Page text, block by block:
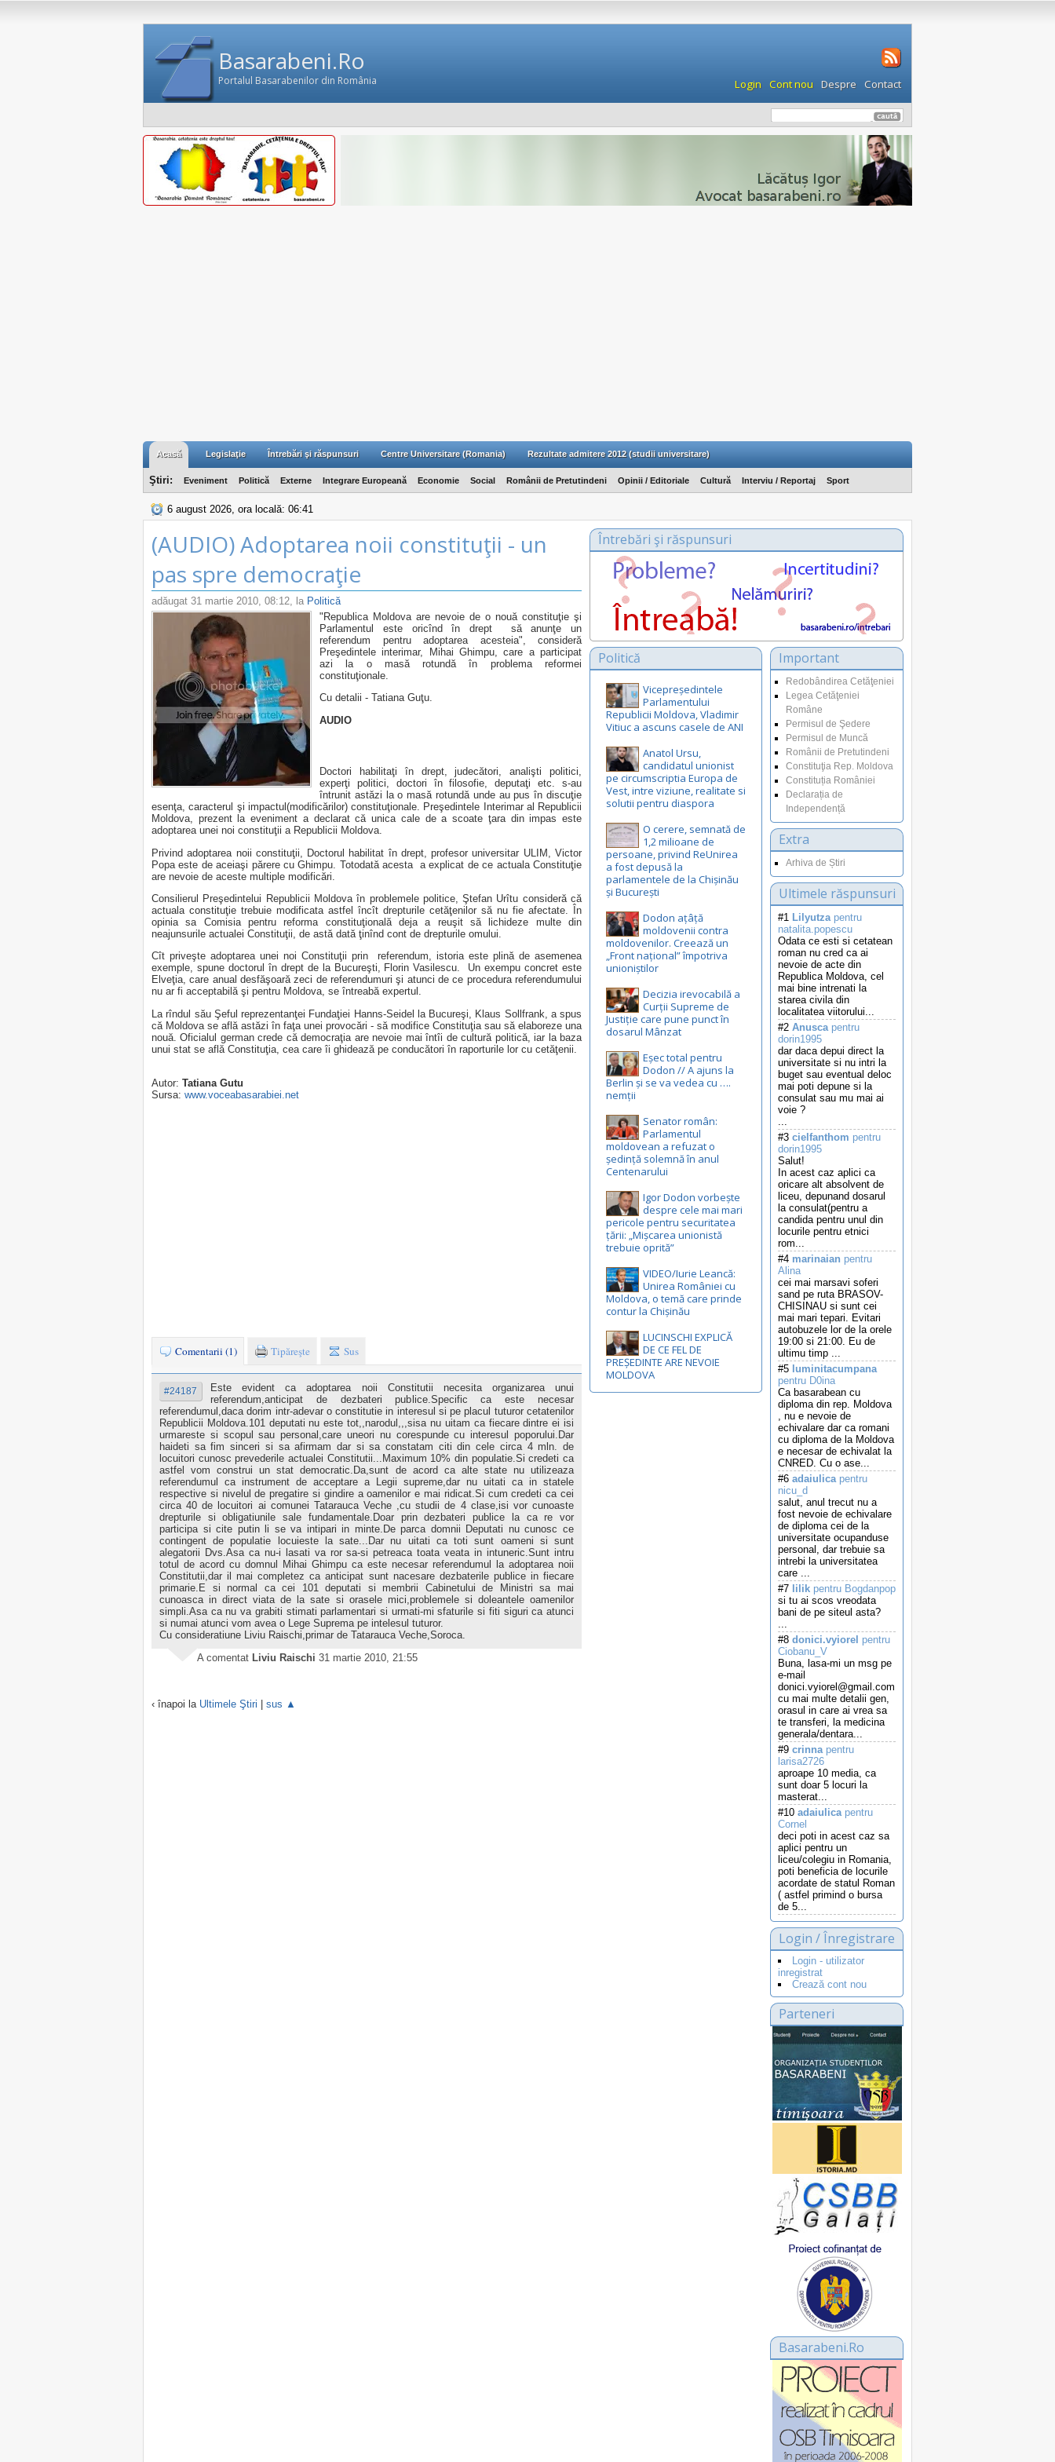
Basarabeni.Ro
Portalul Basarabenilor din România Login Cont nou Despre Contact
Acasă Legislaţie Întrebări şi răspunsuri Centre Universitare (Romania) Rezultate admitere 2012 (studii universitare)
Ştiri: Eveniment Politică Externe Integrare Europeană Economie Social Românii de Pretutindeni Opinii / Editoriale Cultură Interviu / Reportaj Sport
6 august 2026, ora locală: 06:41
(AUDIO) Adoptarea noii constituţii - un
pas spre democraţie
adăugat 31 martie 2010, 08:12, la Politică
"Republica Moldova are nevoie de o nouă constituţie şi
Parlamentul este oricînd în drept să anunţe un
referendum pentru adoptarea acesteia", consideră
Preşedintele interimar, Mihai Ghimpu, care a participat
azi la o masă rotundă în problema reformei
constituţionale.
Cu detalii - Tatiana Guţu.
AUDIO
Doctori habilitaţi în drept, judecători, analişti politici,
experţi politici, doctori în filosofie, deputaţi etc. s-au
întrunit astăzi la o masă rotundă unde au pus în discuţie
esenţa, caracterul şi impactul(modificărilor) constituţionale. Preşedintele Interimar al Republicii
Moldova, prezent la eveniment a declarat că unica cale de a scoate ţara din impas este
adoptarea unei noi constituţii a Republicii Moldova.
Privind adoptarea noii constituţii, Doctorul habilitat în drept, profesor universitar ULIM, Victor
Popa este de aceiaşi părere cu Ghimpu. Totodată acesta a explicat de ce actuala Constituţie
are nevoie de aceste multiple modificări.
Consilierul Preşedintelui Republicii Moldova în problemele politice, Ştefan Urîtu consideră că
actuala constituţie trebuie modificata astfel încît drepturile cetăţenilor să nu fie afectate. În
opinia sa Comisia pentru reforma constituţională deja a reuşit să lichideze multe din
neajunsurile actualei Constituţii, de astă dată ţinînd cont de drepturile omului.
Cît priveşte adoptarea unei noi Constituţii prin referendum, istoria este plină de asemenea
exemple, spune doctorul în drept de la Bucureşti, Florin Vasilescu. Un exempu concret este
Elveţia, care anual desfăşoară zeci de referendumuri şi atunci de ce procedura referendumului
nu ar fi acceptabilă şi pentru Moldova, se întreabă expertul.
La rîndul său Şeful reprezentanţei Fundaţiei Hanns-Seidel la Bucureşi, Klaus Sollfrank, a spus
că Moldova se află astăzi în faţa unei provocări - să modifice Constituţia sau să elaboreze una
nouă. Oficialul german crede că democraţia are nevoie mai întîi de cultură politică, iar la baza
unui stat se află Constituţia, cea care îi ghidează pe conducători în raporturile lor cu cetăţenii.
Autor: Tatiana Gutu
Sursa: www.voceabasarabiei.net
Comentarii (1) Tipăreşte Sus
#24187
Este evident ca adoptarea noii Constitutii necesita organizarea unui
referendum,anticipat de dezbateri publice.Specific ca este necesar
referendumul,daca dorim intr-adevar o constitutie in interesul si pe placul tuturor cetatenilor
Republicii Moldova.101 deputati nu este tot,,narodul,,,sisa nu uitam ca fiecare dintre ei isi
urmareste si scopul sau personal,care uneori nu corespunde cu interesul poporului.Dar
haideti sa fim sinceri si sa afirmam dar si sa constatam citi din cele circa 4 mln. de
locuitori cunosc prevederile actualei Constitutii...Maximum 10% din populatie.Si credeti ca
astfel vom construi un stat democratic.Da,sunt de acord ca alte state nu utilizeaza
referendumul ca instrument de acceptare a Legii supreme,dar nu uitati ca in statele
respective si nivelul de pregatire si gindire a oamenilor e mai ridicat.Si cum credeti ca cei
circa 40 de locuitori ai comunei Tatarauca Veche ,cu studii de 4 clase,isi vor cunoaste
drepturile si obligatiunile sale fundamentale.Doar prin dezbateri publice la ca re vor
participa si cite putin li se va intipari in minte.De parca domnii Deputati nu cunosc ce
contingent de populatie locuieste la sate...Dar nu uitati ca toti sunt oameni si sunt
alegatorii Dvs.Asa ca nu-i lasati va ror sa-si petreaca toata veata in intuneric.Sunt intru
totul de acord cu domnul Mihai Ghimpu ca este necesar referendumul la adoptarea noii
Constitutii,dar il mai completez ca anticipat sunt nacesare dezbaterile publice in fiecare
primarie.E si normal ca cei 101 deputati si membrii Cabinetului de Ministri sa mai
cunoasca in direct viata de la sate si orasele mici,problemele si doleantele oamenilor
simpli.Asa ca nu va grabiti stimati parlamentari si urmati-mi sfaturile si fiti siguri ca atunci
si numai atunci vom avea o Lege Suprema pe intelesul tuturor.
Cu consideratiune Liviu Raischi,primar de Tatarauca Veche,Soroca.
A comentat Liviu Raischi 31 martie 2010, 21:55
‹ înapoi la Ultimele Ştiri sus ▲
Întrebări şi răspunsuri
Important
Redobândirea Cetăţeniei
Legea Cetăţeniei
Române
Permisul de Şedere
Permisul de Muncă
Românii de Pretutindeni
Constituţia Rep. Moldova
Constituția României
Declarația de
Independență
Extra
Arhiva de Știri
Ultimele răspunsuri
#1 Lilyutzapentru
natalita.popescu
Odata ce esti si cetatean
roman nu cred ca ai
nevoie de acte din
Republica Moldova, cel
mai bine intrenati la
starea civila din
localitatea viitorului...
#2 Anuscapentru
dorin1995
dar daca depui direct la
universitate si nu intri la
buget sau eventual deloc
mai poti depune si la
consulat sau mu mai ai
voie ?
...
#3 cielfanthom pentru
dorin1995
Salut!
In acest caz aplici ca
oricare alt absolvent de
liceu, depunand dosarul
la consulat(pentru a
candida pentru unul din
locurile pentru etnici
rom...
#4 marinaian pentru
Alina
cei mai marsavi soferi
sand pe ruta BRASOV-
CHISINAU si sunt cei
mai mari tepari. Evitari
autobuzele lor de la orele
19:00 si 21:00. Eu de
ultimu timp ...
#5 luminitacumpana
pentru D0ina
Ca basarabean cu
diploma din rep. Moldova
, nu e nevoie de
echivalare dar ca romani
cu diploma de la Moldova
e necesar de echivalat la
CNRED. Cu o ase...
#6 adaiulicapentru
nicu_d
salut, anul trecut nu a
fost nevoie de echivalare
de diploma cei de la
universitate ocupanduse
personal, dar trebuie sa
intrebi la universitatea
care ...
#7 lilik pentru Bogdanpop
si tu ai scos vreodata
bani de pe siteul asta?
...
#8 donici.vyiorel pentru
Ciobanu_V
Buna, lasa-mi un msg pe
e-mail
donici.vyiorel@gmail.com
cu mai multe detalii gen,
orasul in care ai vrea sa
te transferi, la medicina
generala/dentara...
#9 crinnapentru
larisa2726
aproape 10 media, ca
sunt doar 5 locuri la
masterat...
#10 adaiulicapentru
Cornel
deci poti in acest caz sa
aplici pentru un
liceu/colegiu in Romania,
poti beneficia de locurile
acordate de statul Roman
( astfel primind o bursa
de 5...
Login / Înregistrare
Login - utilizator
inregistrat
Crează cont nou
Parteneri
Basarabeni.Ro
Politică
Vicepreședintele
Parlamentului
Republicii Moldova, Vladimir
Vitiuc a ascuns casele de ANI
Anatol Ursu,
candidatul unionist
pe circumscriptia Europa de
Vest, intre viziune, realitate si
solutii pentru diaspora
O cerere, semnată de
1,2 milioane de
persoane, privind ReUnirea
a fost depusă la
parlamentele de la Chișinău
și București
Dodon ațâță
moldovenii contra
moldovenilor. Creează un
„Front național” împotriva
unioniștilor
Decizia irevocabilă a
Curții Supreme de
Justiție care pune punct în
dosarul Mânzat
Eșec total pentru
Dodon // A ajuns la
Berlin și se va vedea cu ….
nemții
Senator român:
Parlamentul
moldovean a refuzat o
ședință solemnă în anul
Centenarului
Igor Dodon vorbește
despre cele mai mari
pericole pentru securitatea
țării: „Mișcarea unionistă
trebuie oprită”
VIDEO/Iurie Leancă:
Unirea României cu
Moldova, o temă care prinde
contur la Chișinău
LUCINSCHI EXPLICĂ
DE CE FEL DE
PREȘEDINTE ARE NEVOIE
MOLDOVA